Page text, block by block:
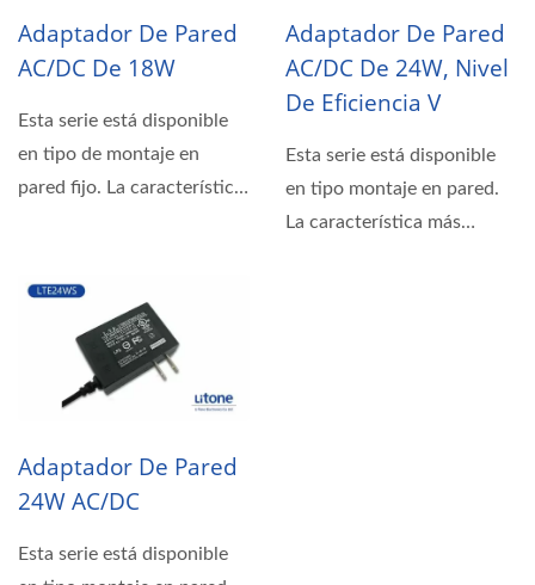
Adaptador De Pared
AC/DC De 18W
Esta serie está disponible
en tipo de montaje en
pared fijo. La característica
Adaptador De Pared
AC/DC De 24W, Nivel
De Eficiencia V
Esta serie está disponible
en tipo montaje en pared.
La característica más
Adaptador De Pared
24W AC/DC
Esta serie está disponible